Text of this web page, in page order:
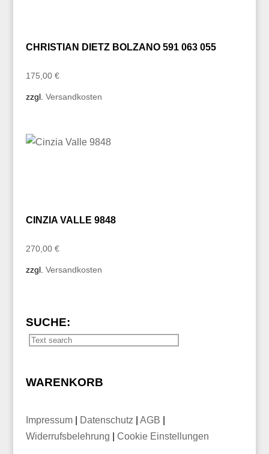
CHRISTIAN DIETZ BOLZANO 591 063 055
175,00 €
zzgl. Versandkosten
CINZIA VALLE 9848
270,00 €
zzgl. Versandkosten
SUCHE:
WARENKORB
Impressum Datenschutz AGB
Widerrufsbelehrung
Cookie Einstellungen